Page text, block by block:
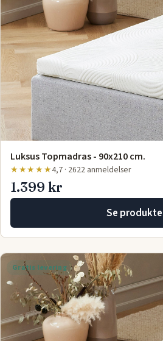
Luksus Topmadras - 90x210 cm.
★★★★★4,7 · 2622 anmeldelser
1.399 kr
Se
Gratis levering